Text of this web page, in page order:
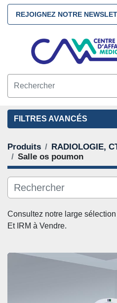
REJOIGNEZ NOTRE
FILTRES AVANCÉS
FILTRES (2)
Salle os poumon
CATÉGORIE
Produits
RADIOLOGIE,
Salle os poumon
Trier
Consultez notre large
Et IRM à Vendre.